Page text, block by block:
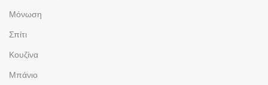
Μόνωση
Σπίτι
Κουζίνα
Μπάνιο